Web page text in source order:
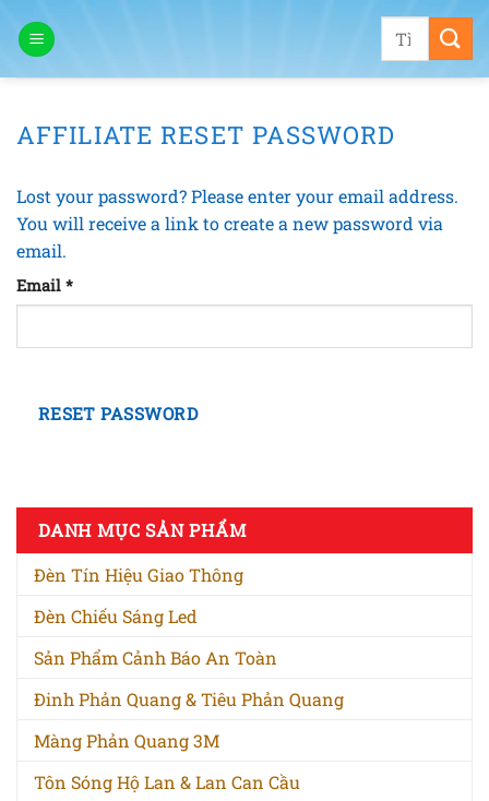
qua
Tìm
AFFILIATE RESET PASSWORD
Lost your password? Please enter your email address.
You will receive a link to create a new password via
email.
Email *
RESET PASSWORD
DANH MỤC SẢN PHẨM
Đèn Tín Hiệu Giao Thông
Đèn Chiếu Sáng Led
Sản Phẩm Cảnh Báo An Toàn
Đinh Phản Quang & Tiêu Phản Quang
Màng Phản Quang 3M
Tôn Sóng Hộ Lan & Lan Can Cầu